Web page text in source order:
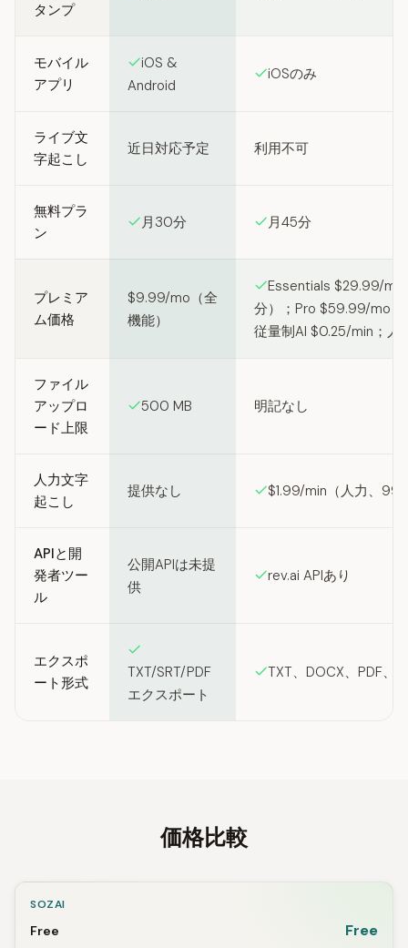
タンプ
モバイル
アプリ
iOS &
Android
iOSのみ
ライブ文
字起こし
近日対応予定 利用不可
無料プラ
ン
月30分 月45分
プレミア
ム価格
$9.99/mo（全
機能）
Essentials $29.99/
分）；Pro $59.99/mo
従量制AI $0.25/min；人
ファイル
アップロ
ード上限
500 MB 明記なし
人力文字
起こし
提供なし $1.99/min（人力、
APIと開
発者ツー
ル
公開APIは未提
供
rev.ai APIあり
エクスポ
ート形式
TXT/SRT/PDF
エクスポート
TXT、DOCX、PDF、
価格比較
SOZAI
Free Free